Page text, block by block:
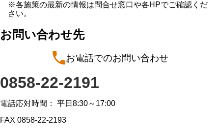
※各施策の最新の情報は問合せ窓口や各HPでご確認くだ
さい。
お問い合わせ先
お電話でのお問い合わせ
0858-22-2191
電話応対時間： 平日8:30～17:00
FAX 0858-22-2193